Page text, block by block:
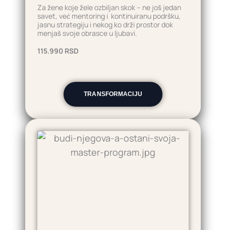
Za žene koje žele ozbiljan skok – ne još jedan
savet, već mentoring i kontinuiranu podršku,
jasnu strategiju i nekog ko drži prostor dok
menjaš svoje obrasce u ljubavi.
115.990 RSD
TRANSFORMACIJU